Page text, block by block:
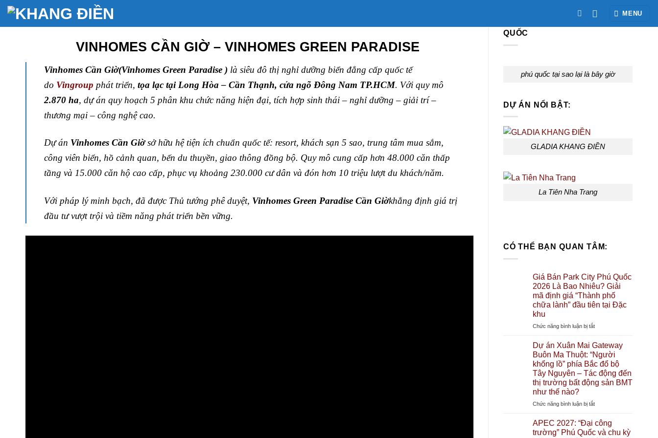
Bỏ
nội
MENU
VINHOMES CẦN GIỜ – VINHOMES GREEN PARADISE
VinhomesCần Giờ(Vinhomes Green Paradise ) là siêu đô thị nghỉ dưỡng biển đẳng cấp quốc tế
do Vingroup phát triển, tọa lạc tại Long Hòa – Cần Thạnh, cửa ngõ Đông Nam TP.HCM. Với quy mô
2.870 ha, dự án quy hoạch 5 phân khu chức năng hiện đại, tích hợp sinh thái – nghỉ dưỡng – giải trí –
thương mại – công nghệ cao.
Dự án Vinhomes Cần Giờsở hữu hệ tiện ích chuẩn quốc tế: resort, khách sạn 5 sao, trung tâm mua sắm,
công viên biển, hồ cảnh quan, bến du thuyền, giao thông đồng bộ. Quy mô cung cấp hơn 48.000 căn thấp
tầng và 15.000 căn hộ cao cấp, phục vụ khoảng 230.000 cư dân và đón hơn 10 triệu lượt du khách/năm.
Với pháp lý minh bạch, đã được Thủ tướng phê duyệt, Vinhomes Green Paradise Cần Giờkhẳng định giá trị
đầu tư vượt trội và tiềm năng phát triển bền vững.
QUỐC
phú quốc tại sao lại là bây giờ
DỰ ÁN NỔI BẬT:
GLADIA KHANG ĐIỀN
La Tiên Nha Trang
CÓ THỂ BẠN QUAN TÂM:
Giá Bán Park City Phú Quốc
2026 Là Bao Nhiêu? Giải
mã định giá “Thành phố
chữa lành” đầu tiên tại Đặc
khu
Chức năng bình luận bị tắtở
Bán
Park
City
Phú
Quốc
2026
Bao
Giải
mã
Dự án Xuân Mai Gateway
Buôn Ma Thuột: “Người
khổng lồ” phía Bắc đổ bộ
Tây Nguyên – Tác động đến
thị trường bất động sản BMT
như thế nào?
Chức năng bình luận bị tắtở
án
Xuân
APEC 2027: “Đại công
trường” Phú Quốc và chu kỳ